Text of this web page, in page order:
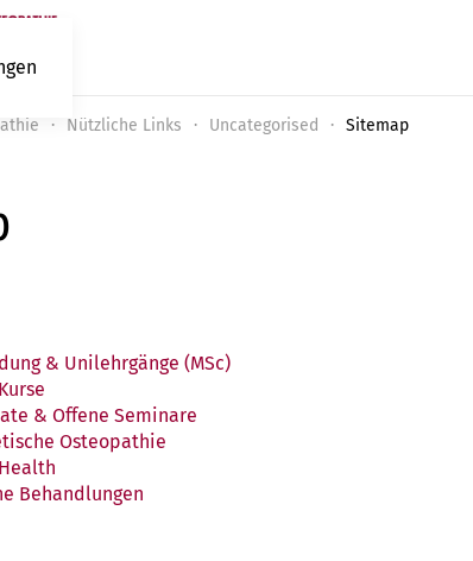
Nützliche Links Uncategorised Sitemap
& Unilehrgänge (MSc)
& Offene Seminare
Osteopathie
Behandlungen